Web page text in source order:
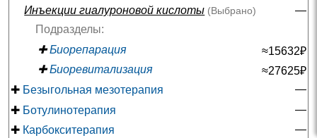
Инъекции гиалуроновой кислоты (Выбрано)
—
Подразделы:
✚Биорепарация
≈15632₽
✚Биоревитализация
≈27625₽
✚ Безыгольная мезотерапия
—
✚ Ботулинотерапия
—
✚ Карбокситерапия
—